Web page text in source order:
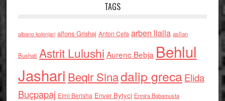
TAGS
albano kolonjari alfons Grishaj Anton Cefa arben llalla asllan
Bushati Astrit Lulushi Aurenc Bebja Behlul
Jashari Beqir Sinadalip grecaElida
Buçpapaj Elmi Berisha Enver Bytyci Ermira Babamusta